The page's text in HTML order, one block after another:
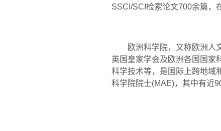
SSCI/SCI 检索论文700余篇，
欧洲科学院，又称欧洲人
英国皇家学会及欧洲各国国家
科学技术等，是国际上跨地域
科学院院士(MAE)，其中有近